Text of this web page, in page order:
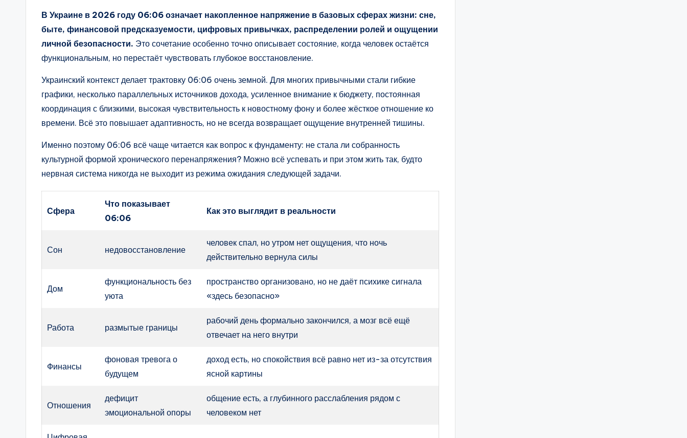
В Украине в 2026 году 06:06 означает накопленное напряжение в базовых сферах жизни: сне,
быте, финансовой предсказуемости, цифровых привычках, распределении ролей и ощущении
личной безопасности. Это сочетание особенно точно описывает состояние, когда человек остаётся
функциональным, но перестаёт чувствовать глубокое восстановление.
Украинский контекст делает трактовку 06:06 очень земной. Для многих привычными стали гибкие
графики, несколько параллельных источников дохода, усиленное внимание к бюджету, постоянная
координация с близкими, высокая чувствительность к новостному фону и более жёсткое отношение ко
времени. Всё это повышает адаптивность, но не всегда возвращает ощущение внутренней тишины.
Именно поэтому 06:06 всё чаще читается как вопрос к фундаменту: не стала ли собранность
культурной формой хронического перенапряжения? Можно всё успевать и при этом жить так, будто
нервная система никогда не выходит из режима ожидания следующей задачи.
Сфера
Что показывает
06:06
Как это выглядит в реальности
Сон недовосстановление
человек спал, но утром нет ощущения, что ночь
действительно вернула силы
Дом
функциональность без
уюта
пространство организовано, но не даёт психике сигнала
«здесь безопасно»
Работа размытые границы
рабочий день формально закончился, а мозг всё ещё
отвечает на него внутри
Финансы
фоновая тревога о
будущем
доход есть, но спокойствия всё равно нет из-за отсутствия
ясной картины
Отношения
дефицит
эмоциональной опоры
общение есть, а глубинного расслабления рядом с
человеком нет